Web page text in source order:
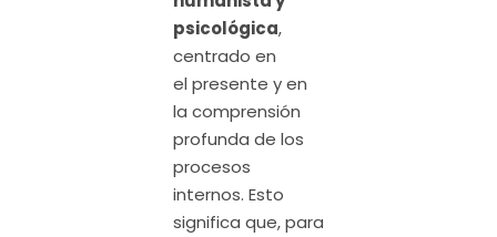
psicológica,
centrado en
el presente y en
la comprensión
profunda de los
procesos
internos. Esto
significa que, para